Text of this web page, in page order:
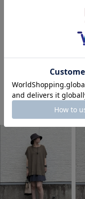
tanaka